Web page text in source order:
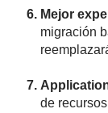
Mejor
migración
de